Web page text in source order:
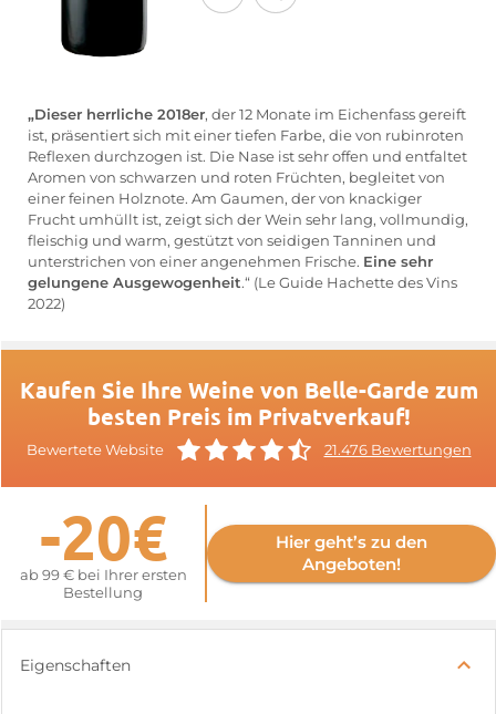
„Dieser herrliche 2018er, der 12 Monate im Eichenfass gereift
ist, präsentiert sich mit einer tiefen Farbe, die von rubinroten
Reflexen durchzogen ist. Die Nase ist sehr offen und entfaltet
Aromen von schwarzen und roten Früchten, begleitet von
einer feinen Holznote. Am Gaumen, der von knackiger
Frucht umhüllt ist, zeigt sich der Wein sehr lang, vollmundig,
fleischig und warm, gestützt von seidigen Tanninen und
unterstrichen von einer angenehmen Frische. Eine sehr
gelungene Ausgewogenheit.“ (Le Guide Hachette des Vins
2022)
Kaufen Sie Ihre Weine von Belle-Garde zum
besten Preis im Privatverkauf!
Bewertete Website 21.476 Bewertungen
-20€
ab 99 € bei Ihrer ersten
Bestellung
Hier geht’s zu den
Angeboten!
Eigenschaften